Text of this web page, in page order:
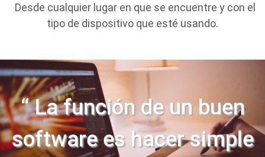
Desde cualquier lugar en que se encuentre y con el
tipo de dispositivo que esté usando.
“ La función de un buen
software es hacer simple